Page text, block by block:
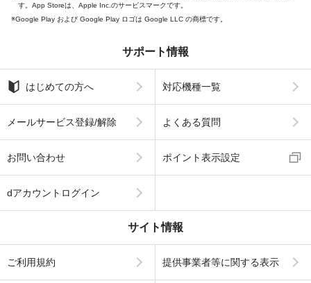
す。App Storeは、Apple Inc.のサービスマークです。
Google Play および Google Play ロゴは Google LLC の商標です。
サポート情報
はじめての方へ 対応機種一覧
メールサービス登録/解除 よくある質問
お問い合わせ ポイント表示設定
dアカウントログイン
サイト情報
ご利用規約 提供事業者等に関する表示